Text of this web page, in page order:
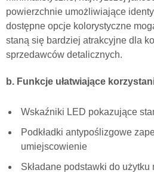
powierzchnie umożliwiające
dostępne opcje kolorystyczne
staną się bardziej atrakcyjne dla
sprzedawców detalicznych.
b. Funkcje ułatwiające
Wskaźniki LED pokazujące
Podkładki antypoślizgowe
umiejscowienie
Składane podstawki do użytku